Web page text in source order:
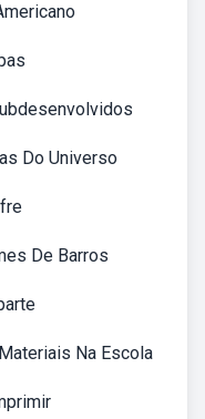
Do Universo
De Barros
Na Escola